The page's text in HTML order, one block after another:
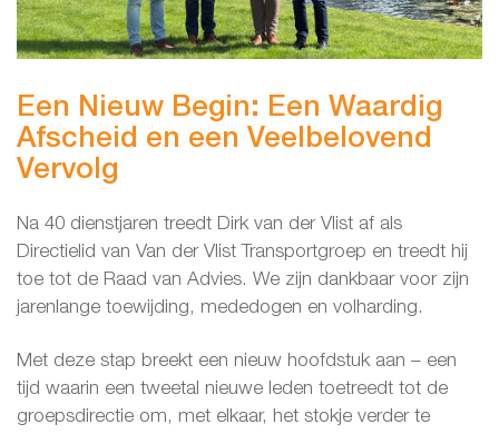
Een Nieuw Begin: Een Waardig
Afscheid en een Veelbelovend
Vervolg
Na 40 dienstjaren treedt Dirk van der Vlist af als
Directielid van Van der Vlist Transportgroep en treedt hij
toe tot de Raad van Advies. We zijn dankbaar voor zijn
jarenlange toewijding, mededogen en volharding.
Met deze stap breekt een nieuw hoofdstuk aan – een
tijd waarin een tweetal nieuwe leden toetreedt tot de
groepsdirectie om, met elkaar, het stokje verder te